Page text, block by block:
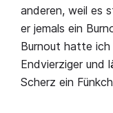
anderen, weil es
er jemals ein
Burnout hatte
Endvierziger und
Scherz ein